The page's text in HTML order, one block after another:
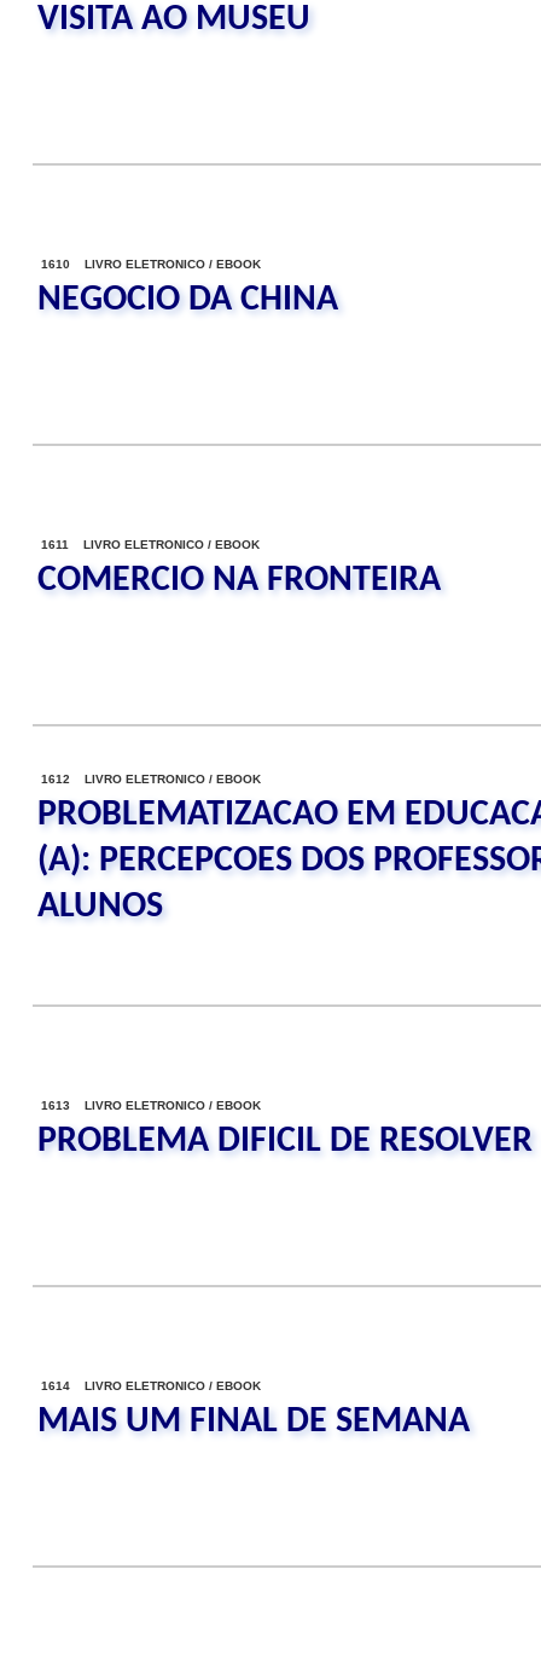
VISITA AO MUSEU
1610 LIVRO ELETRONICO / EBOOK
NEGOCIO DA CHINA
1611 LIVRO ELETRONICO / EBOOK
COMERCIO NA FRONTEIRA
1612 LIVRO ELETRONICO / EBOOK
PROBLEMATIZACAO EM
(A): PERCEPCOES DOS
ALUNOS
1613 LIVRO ELETRONICO / EBOOK
PROBLEMA DIFICIL DE
1614 LIVRO ELETRONICO / EBOOK
MAIS UM FINAL DE SEMANA